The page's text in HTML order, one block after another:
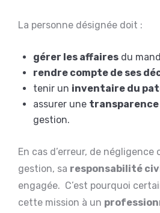
La personne désignée doit :
gérer les affaires du
rendre compte de ses
tenir un inventaire du
assurer une
gestion.
En cas d’erreur, de négligence
gestion, sa responsabilité
engagée. C’est pourquoi
cette mission à un